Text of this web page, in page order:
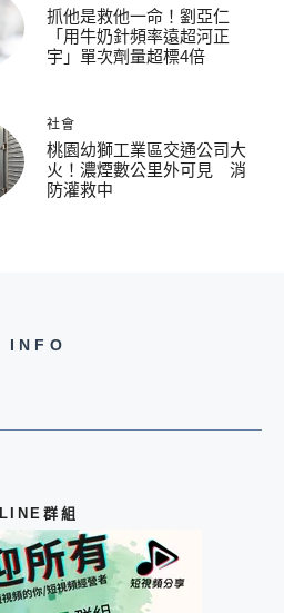
抓他是救他一命！劉亞仁
「用牛奶針頻率遠超河正
宇」單次劑量超標4倍
社會
桃園幼獅工業區交通公司大
火！濃煙數公里外可見 消
防灌救中
INFO
LINE群組